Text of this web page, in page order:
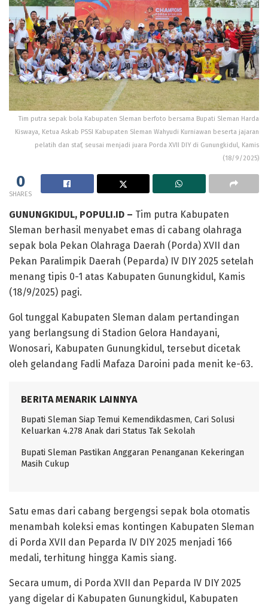
Tim putra sepak bola Kabupaten Sleman berfoto bersama Bupati Sleman Harda
Kiswaya, Ketua Askab PSSI Kabupaten Sleman Wahyudi Kurniawan beserta jajaran
pelatih dan staf, seusai menjadi juara Porda XVII DIY di Gunungkidul, Kamis
(18/9/2025)
0
SHARES
GUNUNGKIDUL, POPULI.ID – Tim putra Kabupaten
Sleman berhasil menyabet emas di cabang olahraga
sepak bola Pekan Olahraga Daerah (Porda) XVII dan
Pekan Paralimpik Daerah (Peparda) IV DIY 2025 setelah
menang tipis 0-1 atas Kabupaten Gunungkidul, Kamis
(18/9/2025) pagi.
Gol tunggal Kabupaten Sleman dalam pertandingan
yang berlangsung di Stadion Gelora Handayani,
Wonosari, Kabupaten Gunungkidul, tersebut dicetak
oleh gelandang Fadli Mafaza Daroini pada menit ke-63.
BERITA MENARIK LAINNYA
Bupati Sleman Siap Temui Kemendikdasmen, Cari Solusi
Keluarkan 4.278 Anak dari Status Tak Sekolah
Bupati Sleman Pastikan Anggaran Penanganan Kekeringan
Masih Cukup
Satu emas dari cabang bergengsi sepak bola otomatis
menambah koleksi emas kontingen Kabupaten Sleman
di Porda XVII dan Peparda IV DIY 2025 menjadi 166
medali, terhitung hingga Kamis siang.
Secara umum, di Porda XVII dan Peparda IV DIY 2025
yang digelar di Kabupaten Gunungkidul, Kabupaten